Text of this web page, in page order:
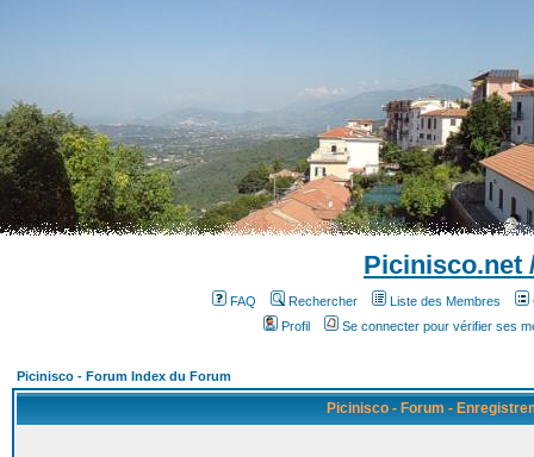
Picinisco.net
FAQ Rechercher Liste des Membres
Profil
Se connecter pour vérifier ses
Picinisco - Forum Index du Forum
Picinisco - Forum -